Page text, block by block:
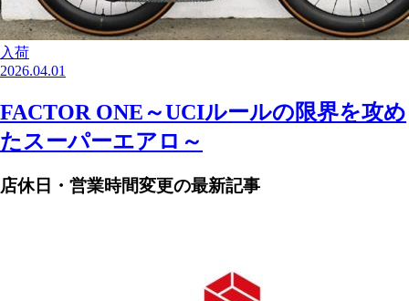
入荷
2026.04.01
FACTOR ONE～UCIルールの限界を攻め
たスーパーエアロ～
店休日・営業時間変更の最新記事